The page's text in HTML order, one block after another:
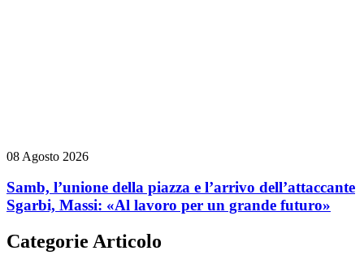
08 Agosto 2026
Samb, l’unione della piazza e l’arrivo dell’attaccante
Sgarbi, Massi: «Al lavoro per un grande futuro»
Categorie Articolo